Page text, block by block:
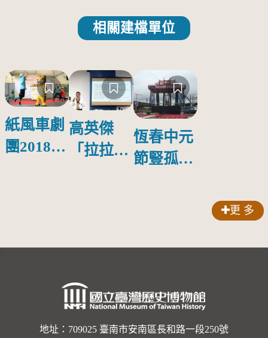
相關建檔單位
紙風車劇
團2018公
高英傑
「拉拉庫
恆春中元
節豎孤棚
更 多
地址：709025 臺南市安南區長和路一段250號